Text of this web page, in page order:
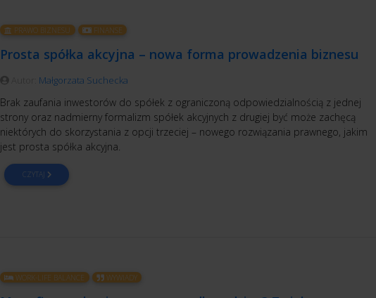
PRAWO BIZNESU FINANSE
Prosta spółka akcyjna – nowa forma prowadzenia biznesu
Małgorzata Suchecka
Brak zaufania inwestorów do spółek z ograniczoną odpowiedzialnością z jednej
strony oraz nadmierny formalizm spółek akcyjnych z drugiej być może zachęcą
niektórych do skorzystania z opcji trzeciej – nowego rozwiązania prawnego, jakim
jest prosta spółka akcyjna.
CZYTAJ
WORK-LIFE BALANCE WYWIADY